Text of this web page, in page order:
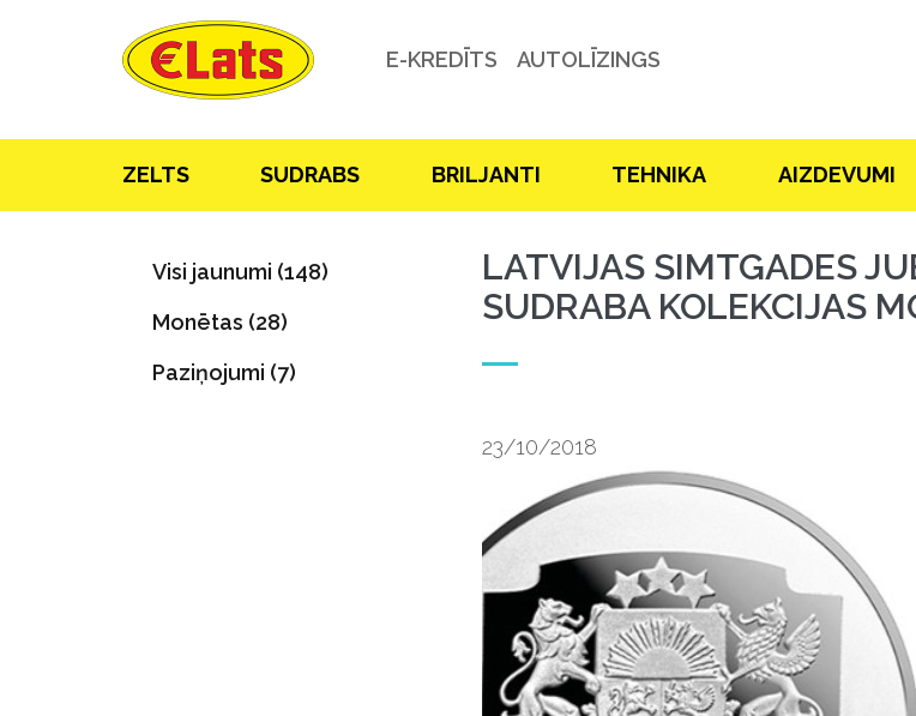
E-KREDĪTS AUTOLĪZINGS
ZELTS SUDRABS BRILJANTI TEHNIKA AIZDEVUMI
Visi jaunumi (148)
Monētas (28)
Paziņojumi (7)
LATVIJAS SIMTGADES
SUDRABA KOLEKCIJAS
23/10/2018